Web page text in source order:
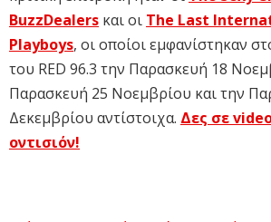
BuzzDealers και οι The Last
Playboys, οι οποίοι εμφανίστηκαν
του RED 96.3 την Παρασκευή 18
Παρασκευή 25 Νοεμβρίου και την
Δεκεμβρίου αντίστοιχα. Δες σε
οντισιόν!